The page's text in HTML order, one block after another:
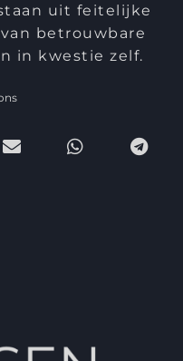
uit feitelijke
betrouwbare
in kwestie zelf.